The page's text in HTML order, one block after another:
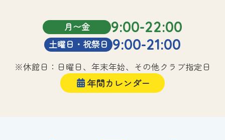
月〜金 9:00-22:00
土曜日・祝祭日 9:00-21:00
※休館日：日曜日、年末年始、その他クラブ指定日
年間カレンダー